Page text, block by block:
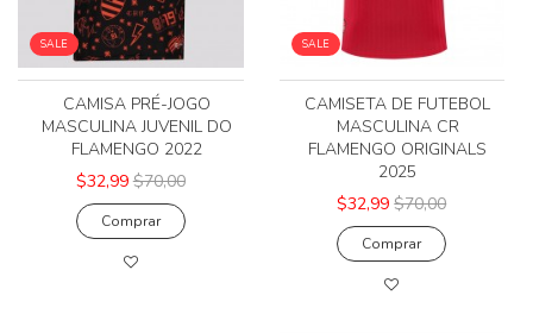
SALE
CAMISA PRÉ-JOGO
MASCULINA JUVENIL DO
FLAMENGO 2022
$32,99 $70,00
Comprar
SALE
CAMISETA DE FUTEBOL
MASCULINA CR
FLAMENGO ORIGINALS
2025
$32,99 $70,00
Comprar